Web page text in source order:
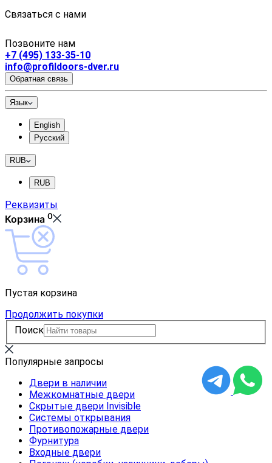
Связаться с нами
Позвоните нам
+7 (495) 133-35-10
info@profildoors-dver.ru
Обратная связь
Язык
English
Русский
RUB
RUB
Реквизиты
Корзина 0
Пустая корзина
Продолжить покупки
Поиск
Популярные запросы
Двери в наличии
Межкомнатные двери
Скрытые двери Invisible
Системы открывания
Противопожарные двери
Фурнитура
Входные двери